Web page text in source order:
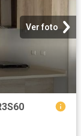
Ver foto